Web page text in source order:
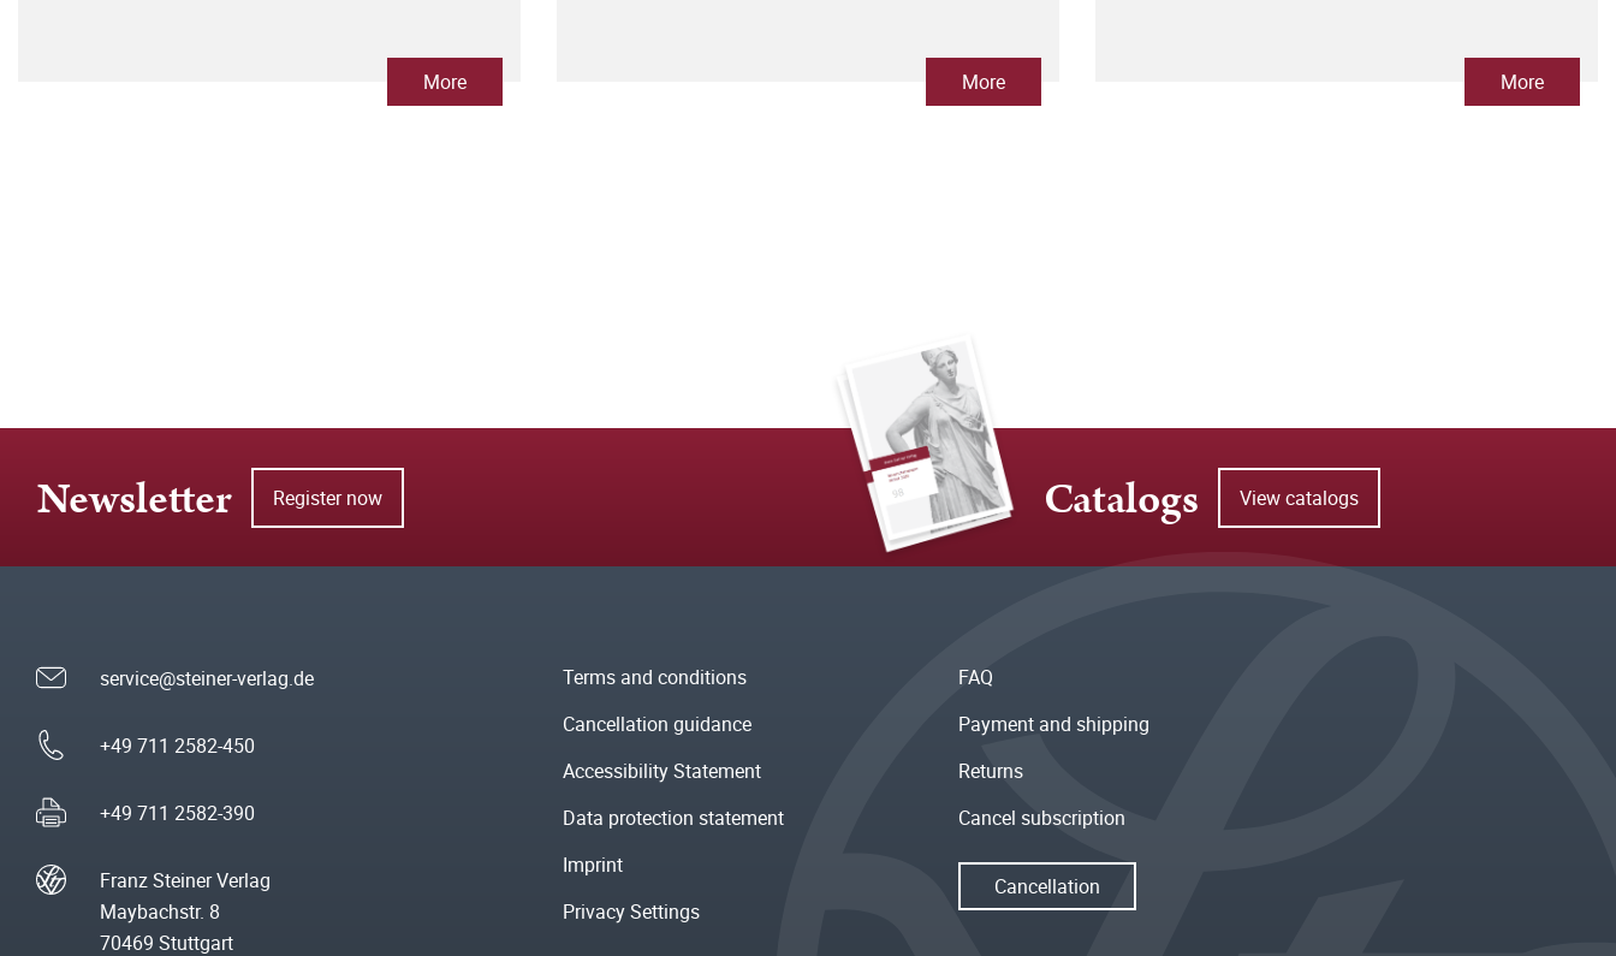
More More More
Newsletter Register now Catalogs View catalogs
service@steiner-verlag.de
+49 711 2582-450
+49 711 2582-390
Franz Steiner Verlag
Maybachstr. 8
70469 Stuttgart
Terms and conditions
Cancellation guidance
Accessibility Statement
Data protection statement
Imprint
Privacy Settings
FAQ
Payment and shipping
Returns
Cancel subscription
Cancellation